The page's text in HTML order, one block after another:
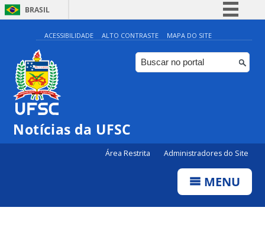
BRASIL
Simplifique!
Comunica BR
Participe
ACESSIBILIDADE ALTO CONTRASTE MAPA DO SITE
Notícias da UFSC
Área Restrita Administradores do Site
MENU